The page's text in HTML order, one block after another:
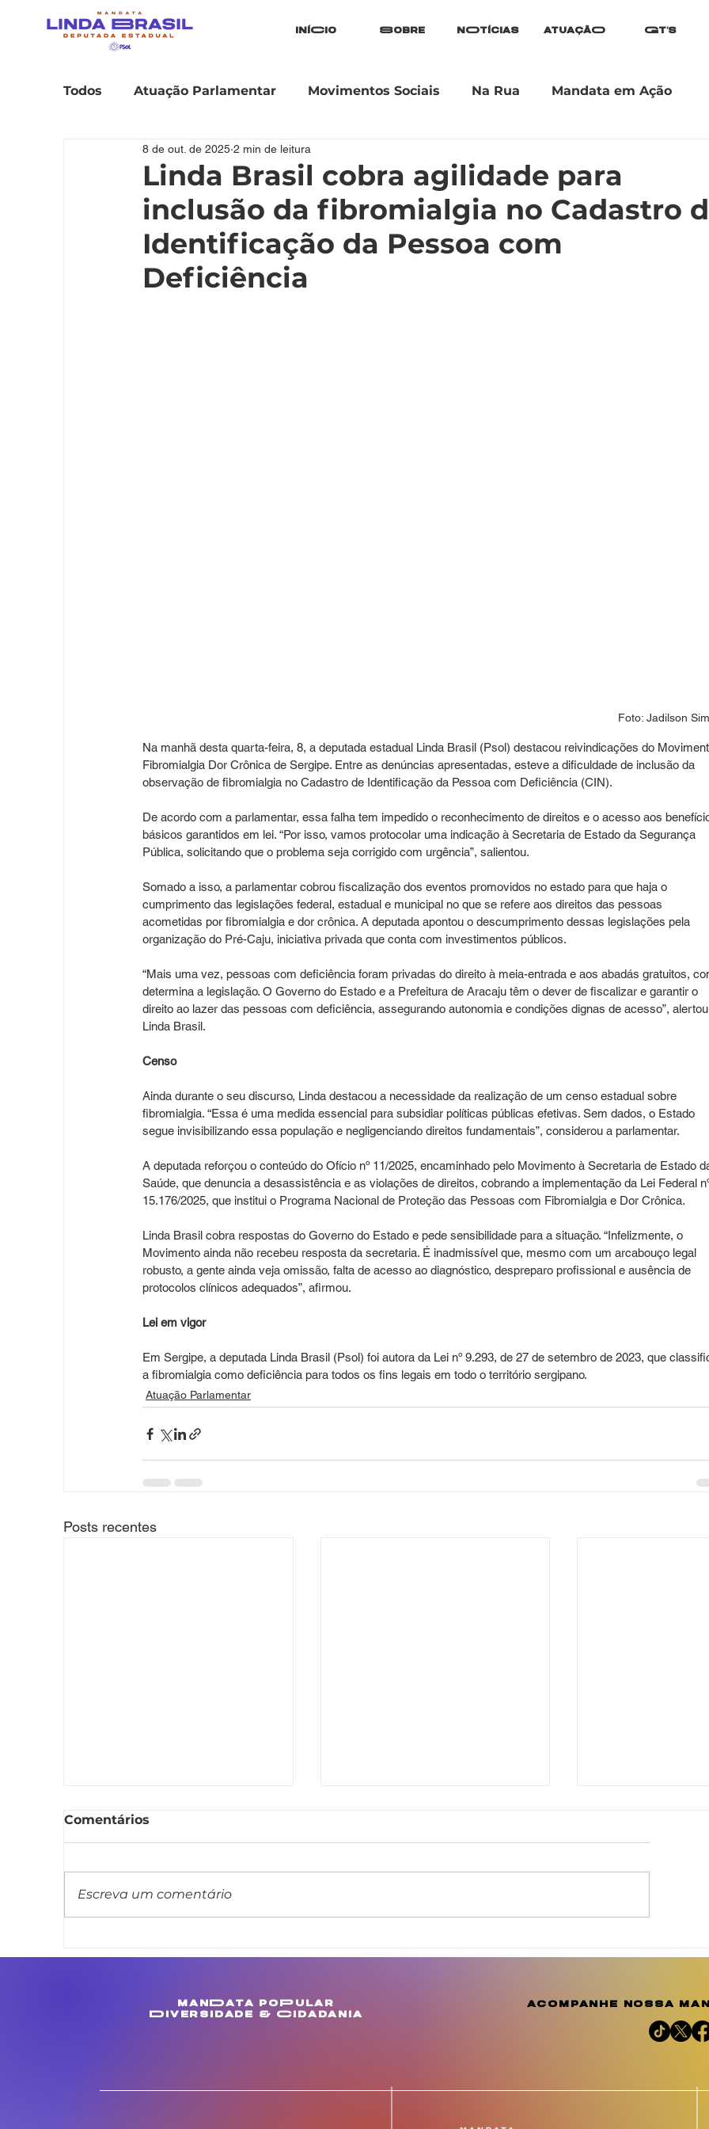
iníCio Sobre nOtícias atuaçãO Gt's
Todos Atuação Parlamentar Movimentos Sociais Na Rua Mandata em Ação
Linda Brasil cobra agilidade para
inclusão da fibromialgia no Cadastro
Identificação da Pessoa com
Deficiência
8 de out. de 2025 2 min de leitura
Foto: Jadilson
Na manhã desta quarta-feira, 8, a deputada estadual Linda Brasil (Psol) destacou reivindicações do
Fibromialgia Dor Crônica de Sergipe. Entre as denúncias apresentadas, esteve a dificuldade de inclusão da
observação de fibromialgia no Cadastro de Identificação da Pessoa com Deficiência (CIN).
De acordo com a parlamentar, essa falha tem impedido o reconhecimento de direitos e o acesso aos
básicos garantidos em lei. “Por isso, vamos protocolar uma indicação à Secretaria de Estado da Segurança
Pública, solicitando que o problema seja corrigido com urgência”, salientou.
Somado a isso, a parlamentar cobrou fiscalização dos eventos promovidos no estado para que haja o
cumprimento das legislações federal, estadual e municipal no que se refere aos direitos das pessoas
acometidas por fibromialgia e dor crônica. A deputada apontou o descumprimento dessas legislações pela
organização do Pré-Caju, iniciativa privada que conta com investimentos públicos.
“Mais uma vez, pessoas com deficiência foram privadas do direito à meia-entrada e aos abadás gratuitos,
determina a legislação. O Governo do Estado e a Prefeitura de Aracaju têm o dever de fiscalizar e garantir o
direito ao lazer das pessoas com deficiência, assegurando autonomia e condições dignas de acesso”, alertou
Linda Brasil.
Censo
Ainda durante o seu discurso, Linda destacou a necessidade da realização de um censo estadual sobre
fibromialgia. “Essa é uma medida essencial para subsidiar políticas públicas efetivas. Sem dados, o Estado
segue invisibilizando essa população e negligenciando direitos fundamentais”, considerou a parlamentar.
A deputada reforçou o conteúdo do Ofício nº 11/2025, encaminhado pelo Movimento à Secretaria de Estado
Saúde, que denuncia a desassistência e as violações de direitos, cobrando a implementação da Lei Federal
15.176/2025, que institui o Programa Nacional de Proteção das Pessoas com Fibromialgia e Dor Crônica.
Linda Brasil cobra respostas do Governo do Estado e pede sensibilidade para a situação. “Infelizmente, o
Movimento ainda não recebeu resposta da secretaria. É inadmissível que, mesmo com um arcabouço legal
robusto, a gente ainda veja omissão, falta de acesso ao diagnóstico, despreparo profissional e ausência de
protocolos clínicos adequados”, afirmou.
Lei em vigor
Em Sergipe, a deputada Linda Brasil (Psol) foi autora da Lei nº 9.293, de 27 de setembro de 2023, que
a fibromialgia como deficiência para todos os fins legais em todo o território sergipano.
Atuação Parlamentar
Posts recentes
projeto de lei que veda
estaduais
melhorias para
em Estância
a
aleitamento
Comentários
Escreva um comentário
manData poPular
Diversidade & Cidadania
acompanhe nossa